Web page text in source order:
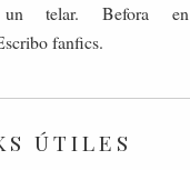
telar. Befora en
fanfics.
ÚTILES